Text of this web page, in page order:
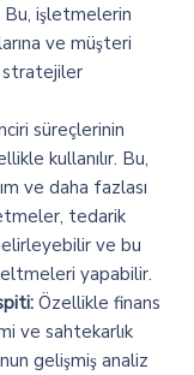
Bu, işletmelerin
ve müşteri
stratejiler
süreçlerinin
kullanılır. Bu,
ve daha fazlası
tedarik
ve bu
yapabilir.
Özellikle finans
ve sahtekarlık
gelişmiş analiz